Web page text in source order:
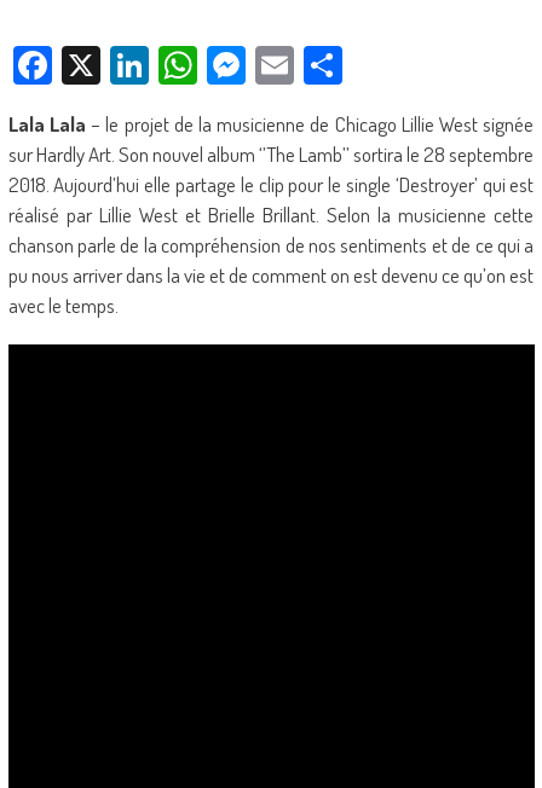
Facebook
X LinkedIn
WhatsApp
Messenger
EmailPartager
Lala Lala – le projet de la musicienne de Chicago Lillie West signée
sur Hardly Art. Son nouvel album ‘’The Lamb’’ sortira le 28 septembre
2018. Aujourd’hui elle partage le clip pour le single ‘Destroyer’ qui est
réalisé par Lillie West et Brielle Brillant. Selon la musicienne cette
chanson parle de la compréhension de nos sentiments et de ce qui a
pu nous arriver dans la vie et de comment on est devenu ce qu’on est
avec le temps.